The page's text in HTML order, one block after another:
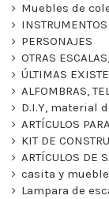
Muebles de
PERSONAJES
OTRAS
ÚLTIMAS
ALFOMBRAS,
D.I.Y, material
ARTÍCULOS
KIT DE
ARTÍCULOS DE
casita y mueble
Lampara de